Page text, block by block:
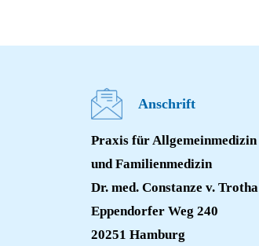
Anschrift
Praxis für Allgemeinmedizin
und Familienmedizin
Dr. med. Constanze v. Trotha
Eppendorfer Weg 240
20251 Hamburg